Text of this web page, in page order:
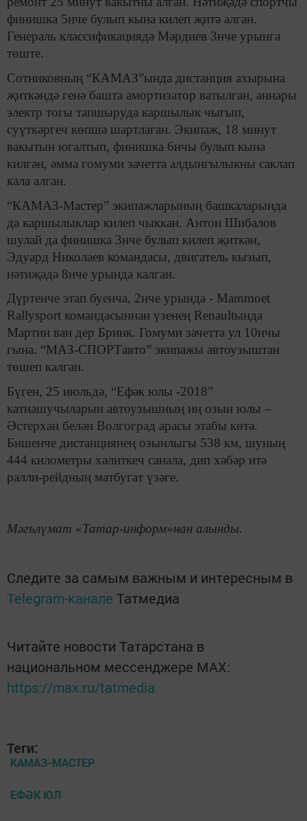
финишка 5нче булып кына килеп җитә алган.
Генераль классификациядә Мәрдиев 3нче урынга
төште.
Сотниковның “КАМАЗ”ында дистанция ахырына
җиткәндә генә башта амортизатор ватылган, аннары
электр тогы тапшыруда каршылык чыгып,
суүткәргеч көпшә шартлаган. Экипаж, 18 минут
вакытын югалтып, финишка 6нчы булып кына
килгән, әмма гомуми зачетта алдынгылыкны саклап
кала алган.
“КАМАЗ-Мастер” экипажларының башкаларында
да каршылыклар килеп чыккан. Антон Шибалов
шулай да финишка 3нче булып килеп җиткән,
Эдуард Николаев командасы, двигатель кызып,
нәтиҗәдә 8нче урында калган.
Дүртенче этап буенча, 2нче урында - Mammoet
Rallysport командасыннан үзенең Renaultында
Мартин ван дер Бринк. Гомуми зачетта ул 10нчы
гына. “МАЗ-СПОРТавто” экипажы автоузыштан
төшеп калган.
Бүген, 25 июльдә, “Ефәк юлы -2018”
катнашучыларын автоузышның иң озын юлы –
Әстерхан белән Волгоград арасы этабы көтә.
Бишенче дистанциянең озынлыгы 538 км, шуның
444 километры хәлиткеч санала, дип хәбәр итә
ралли-рейдның матбугат үзәге.
Мәгълүмат «Татар-информ»нан алынды.
Следите за самым важным и интересным в
Telegram-канале Татмедиа
Читайте новости Татарстана в
национальном мессенджере MАХ:
https://max.ru/tatmedia
Теги:
КАМАЗ-МАСТЕР
ЕФӘК ЮЛ